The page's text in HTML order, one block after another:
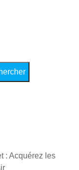
: Acquérez les